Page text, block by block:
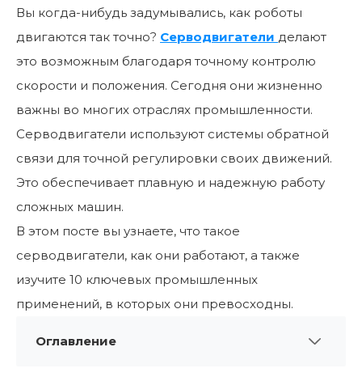
Вы когда-нибудь задумывались, как роботы
двигаются так точно? Серводвигатели делают
это возможным благодаря точному контролю
скорости и положения. Сегодня они жизненно
важны во многих отраслях промышленности.
Серводвигатели используют системы обратной
связи для точной регулировки своих движений.
Это обеспечивает плавную и надежную работу
сложных машин.
В этом посте вы узнаете, что такое
серводвигатели, как они работают, а также
изучите 10 ключевых промышленных
применений, в которых они превосходны.
Оглавление